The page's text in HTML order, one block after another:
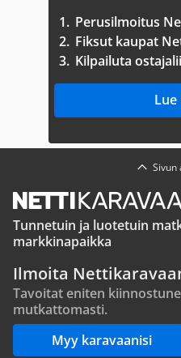
1. Perusilmoitus
2. Fiksut kaupat
3. Kilpailuta
Lue
Sivun
Tunnetuin ja luotetuin
markkinapaikka
Ilmoita
Tavoitat eniten
mutkattomasti.
Myy karavaanisi